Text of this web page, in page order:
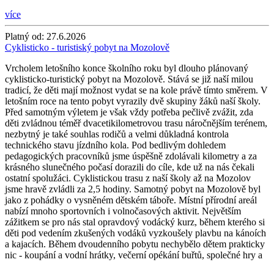
více
Platný od: 27.6.2026
Cyklisticko - turistiský pobyt na Mozolově
Vrcholem letošního konce školního roku byl dlouho plánovaný
cyklisticko-turistický pobyt na Mozolově. Stává se již naší milou
tradicí, že děti mají možnost vydat se na kole právě tímto směrem. V
letošním roce na tento pobyt vyrazily dvě skupiny žáků naší školy.
Před samotným výletem je však vždy potřeba pečlivě zvážit, zda
děti zvládnou téměř dvacetikilometrovou trasu náročnějším terénem,
nezbytný je také souhlas rodičů a velmi důkladná kontrola
technického stavu jízdního kola. Pod bedlivým dohledem
pedagogických pracovníků jsme úspěšně zdolávali kilometry a za
krásného slunečného počasí dorazili do cíle, kde už na nás čekali
ostatní spolužáci. Cyklistickou trasu z naší školy až na Mozolov
jsme hravě zvládli za 2,5 hodiny. Samotný pobyt na Mozolově byl
jako z pohádky o vysněném dětském táboře. Místní přírodní areál
nabízí mnoho sportovních i volnočasových aktivit. Největším
zážitkem se pro nás stal opravdový vodácký kurz, během kterého si
děti pod vedením zkušených vodáků vyzkoušely plavbu na kánoích
a kajacích. Během dvoudenního pobytu nechybělo dětem prakticky
nic - koupání a vodní hrátky, večerní opékání buřtů, společné hry a